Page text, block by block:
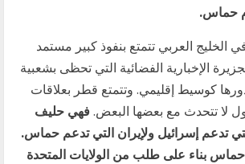
حماس.
العربي تتمتع بنفوذ كبير مستمد
الإخبارية الفضائية التي تحظى بشعبية
كوسيط إقليمي. وتتمتع قطر بعلاقات
لا تتحدث مع بعضها البعض.فهي حليف
تدعم إسرائيل ولإيران التي تدعم حماس.
بناء على طلب من الولايات المتحدة